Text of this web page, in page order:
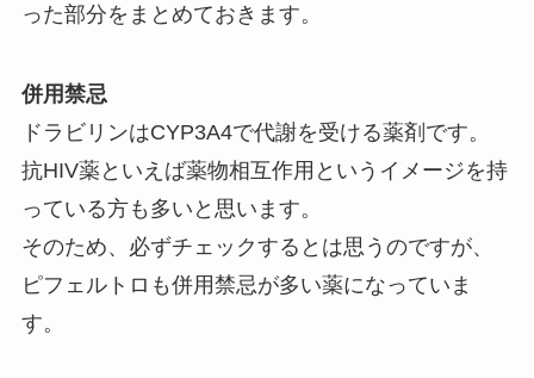
った部分をまとめておきます。
併用禁忌
ドラビリンはCYP3A4で代謝を受ける薬剤です。
抗HIV薬といえば薬物相互作用というイメージを持
っている方も多いと思います。
そのため、必ずチェックするとは思うのですが、
ピフェルトロも併用禁忌が多い薬になっていま
す。